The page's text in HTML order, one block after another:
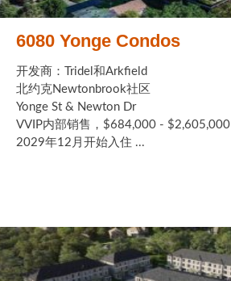
6080 Yonge Condos
开发商：Tridel和Arkfield
北约克Newtonbrook社区
Yonge St & Newton Dr
VVIP内部销售，$684,000 - $2,605,000
2029年12月开始入住 ...